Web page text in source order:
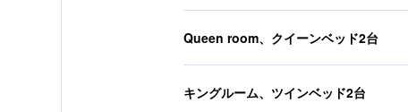
Queen room、クイーンベッド2台
キングルーム、ツインベッド2台